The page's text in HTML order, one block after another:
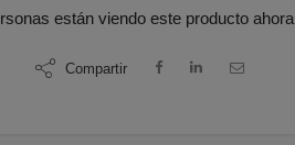
están viendo este producto
Compartir